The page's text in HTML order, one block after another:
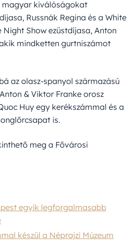
magyar kiválóságokat
Russnák Regina és a White
Night Show ezüstdíjasa, Anton
mindketten gurtniszámot
az olasz-spanyol származású
& Viktor Franke orosz
Huy egy kerékszámmal és a
is.
meg a Fővárosi
egyik legforgalmasabb
készül a Néprajzi Múzeum